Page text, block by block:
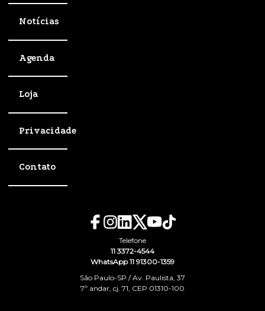
Notícias
Agenda
Loja
Privacidade
Contato
Telefone
11 3372-4544
WhatsApp 11 91300-1359
São Paulo-SP / Av. Paulista, 37
7º andar, cj. 71, CEP 01310-100